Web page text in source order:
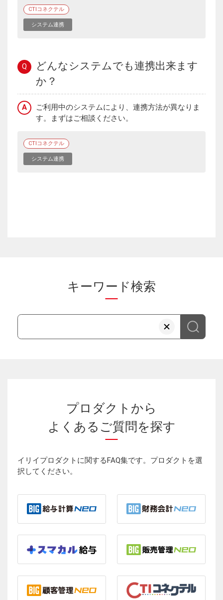
CTIコネクテル
システム連携
Q
どんなシステムでも連携出来ます
か？
A
ご利用中のシステムにより、連携方法が異なりま
す。まずはご相談ください。
CTIコネクテル
システム連携
キーワード検索
プロダクトから
よくあるご質問を探す
イリイプロダクトに関するFAQ集です。プロダクトを選
択してください。